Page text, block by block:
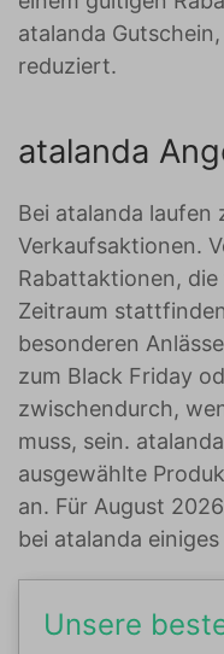
atalanda
reduziert.
atalanda
Bei atalanda laufen
Verkaufsaktionen.
Rabattaktionen,
Zeitraum
besonderen
zum Black Friday
zwischendurch,
muss, sein.
ausgewählte
an. Für August
bei atalanda